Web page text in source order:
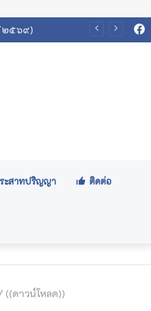
๒๕๖๙)
ะสาทปริญญา ติดต่อ
((ดาวน์โหลด))